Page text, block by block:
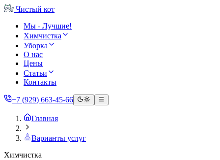
Чистый кот
Мы - Лучшие!
Химчистка
Уборка
О нас
Цены
Статьи
Контакты
+7 (929) 663-45-66
Главная
Варианты услуг
Химчистка